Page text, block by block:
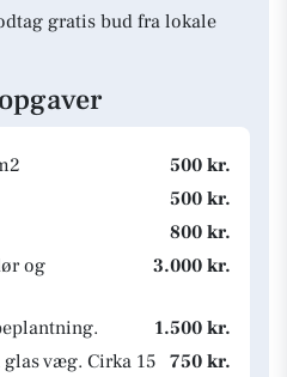
gratis bud fra lokale
500 kr.
500 kr.
800 kr.
og
3.000 kr.
1.500 kr.
væg. Cirka 15 750 kr.